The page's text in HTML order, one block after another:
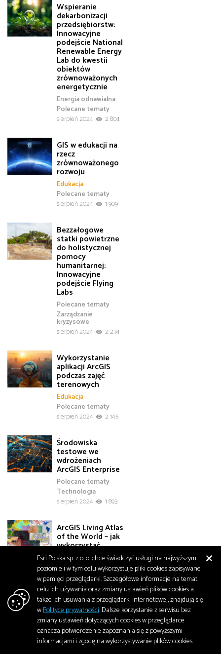
Wspieranie
dekarbonizacji
przedsiębiorstw:
Innowacyjne
podejście National
Renewable Energy
Lab do kwestii
obiektów
zrównoważonych
energetycznie
Energia odnawialna
Polecane tematy
sierpień 2024
2 804
GIS w edukacji na
rzecz
zrównoważonego
rozwoju
Edukacja
Polecane tematy
sierpień 2024
1 909
Bezzałogowe
statki powietrzne
do holistycznej
pomocy
humanitarnej:
Innowacyjne
podejście Flying
Labs
Polecane tematy
Zarządzanie
kryzysowe
sierpień 2024
2 234
Wykorzystanie
aplikacji ArcGIS
podczas zajęć
terenowych
Edukacja
Polecane tematy
sierpień 2024
2 145
Środowiska
testowe we
wdrożeniach
ArcGIS Enterprise
Polecane tematy
Technologia
sierpień 2024
1 893
ArcGIS Living Atlas
of the World – jak
wykorzystać
zasoby Esri Inc.
w edukacji?
Edukacja
Polecane tematy
sierpień 2024
2 071
Czy ArcGIS Online
może zastąpić
wersję Enterprise?
Esri Polska sp. z o. o. chce świadczyć usługi na najwyższym
poziomie i w tym celu wykorzystuje pliki cookies zapisywane
w pamięci przeglądarki. Szczegółowe informacje na temat
celu ich używania oraz zmiany ustawień plików cookies a
także ich usuwania z przeglądarki internetowej, znajdują się
wPolityce prywatności. Dalsze korzystanie z serwisu bez
zmiany ustawień dotyczących cookies w przeglądarce
oznacza potwierdzenie zapoznania się z powyższymi
informacjami i zgodę na wykorzystywanie plików cookies.